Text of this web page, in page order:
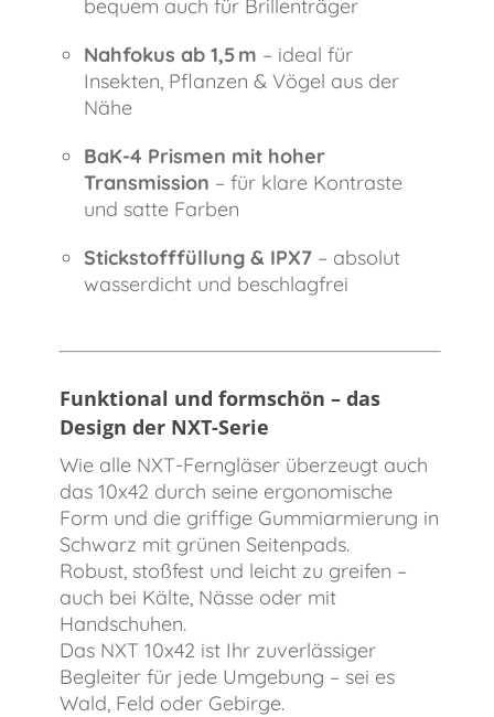
bequem auch für Brillenträger
Nahfokus ab 1,5 m – ideal für
Insekten, Pflanzen & Vögel aus der
Nähe
BaK-4 Prismen mit hoher
Transmission – für klare Kontraste
und satte Farben
Stickstofffüllung & IPX7 – absolut
wasserdicht und beschlagfrei
Funktional und formschön – das
Design der NXT-Serie
Wie alle NXT-Ferngläser überzeugt auch
das 10x42 durch seine ergonomische
Form und die griffige Gummiarmierung in
Schwarz mit grünen Seitenpads.
Robust, stoßfest und leicht zu greifen –
auch bei Kälte, Nässe oder mit
Handschuhen.
Das NXT 10x42 ist Ihr zuverlässiger
Begleiter für jede Umgebung – sei es
Wald, Feld oder Gebirge.